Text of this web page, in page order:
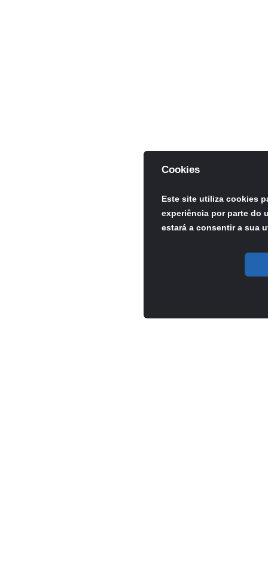
Cookies
Este site utiliza cookies
experiência por parte do
estará a consentir a sua